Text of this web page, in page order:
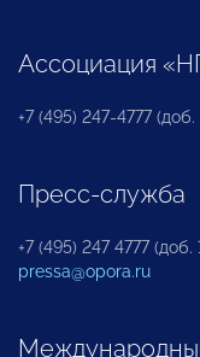
Ассоциация
+7 (495) 247-4777 (доб.
Пресс-служба
+7 (495) 247 4777 (доб.
pressa@opora.ru